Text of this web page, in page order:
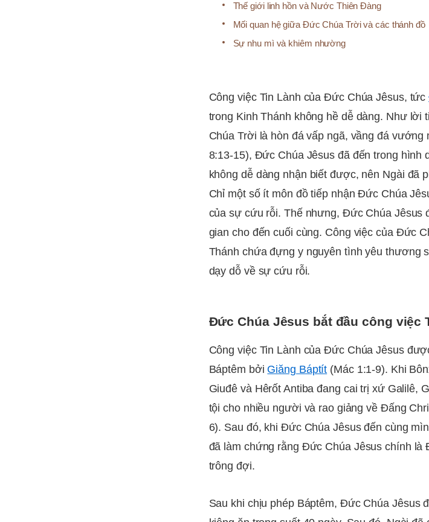
Thế giới linh hồn và Nước Thiên Đàng
Mối quan hệ giữa Đức Chúa Trời và các thánh đồ
Sự nhu mì và khiêm nhường
Công việc Tin Lành của Đức Chúa Jêsus, tức
trong Kinh Thánh không hề dễ dàng. Như lời
Chúa Trời là hòn đá vấp ngã, vầng đá vướng
8:13-15), Đức Chúa Jêsus đã đến trong hình
không dễ dàng nhận biết được, nên Ngài đã
Chỉ một số ít môn đồ tiếp nhận Đức Chúa
của sự cứu rỗi. Thế nhưng, Đức Chúa Jêsus
gian cho đến cuối cùng. Công việc của Đức
Thánh chứa đựng y nguyên tình yêu thương
dạy dỗ về sự cứu rỗi.
Đức Chúa Jêsus bắt đầu công việc
Công việc Tin Lành của Đức Chúa Jêsus
Báptêm bởi Giăng Báptít (Mác 1:1-9). Khi
Giuđê và Hêrốt Antiba đang cai trị xứ Galilê,
tội cho nhiều người và rao giảng về Đấng
6). Sau đó, khi Đức Chúa Jêsus đến cùng
đã làm chứng rằng Đức Chúa Jêsus chính là
trông đợi.
Sau khi chịu phép Báptêm, Đức Chúa Jêsus